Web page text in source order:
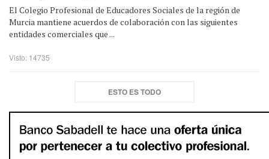
El Colegio Profesional de Educadores Sociales de la región de
Murcia mantiene acuerdos de colaboración con las siguientes
entidades comerciales que ...
Visto: 14735
ESTO ES TODO